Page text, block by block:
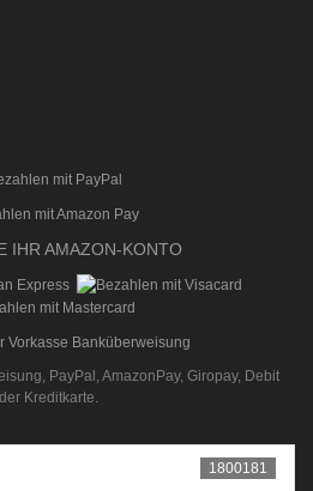
IHR AMAZON-KONTO
PayPal, AmazonPay, Giropay, Debit
Kreditkarte.
1800181